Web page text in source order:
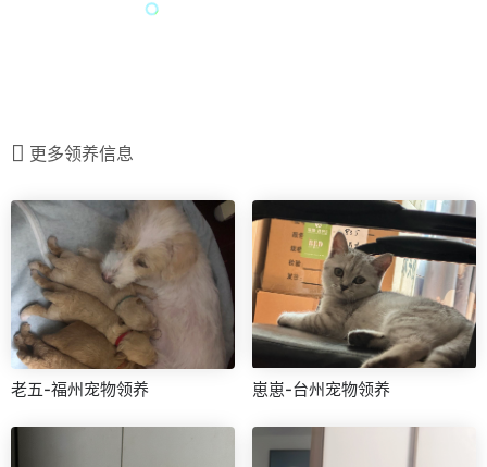
更多领养信息
老五-福州宠物领养 崽崽-台州宠物领养